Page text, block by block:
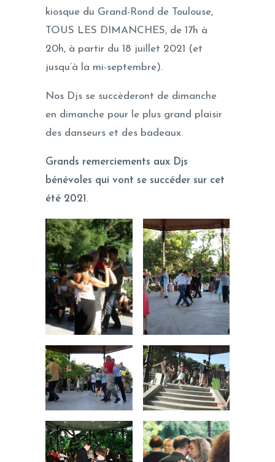
kiosque du Grand-Rond de Toulouse,
TOUS LES DIMANCHES, de 17h à
20h, à partir du 18 juillet 2021 (et
jusqu’à la mi-septembre).
Nos Djs se succèderont de dimanche
en dimanche pour le plus grand plaisir
des danseurs et des badeaux.
Grands remerciements aux Djs
bénévoles qui vont se succéder sur cet
été 2021.